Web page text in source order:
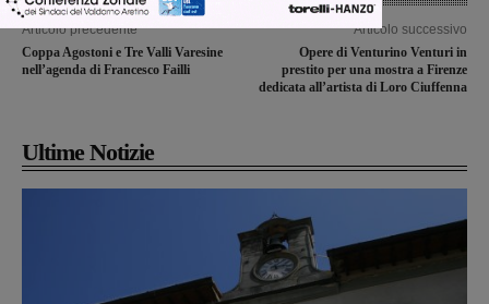
Articolo precedente
Coppa Agostoni e Tre Valli Varesine
nell’agenda di Francesco Failli
Articolo successivo
Opere di Venturino Venturi in
prestito per una mostra a Firenze
dedicata all’artista di Loro Ciuffenna
Ultime Notizie